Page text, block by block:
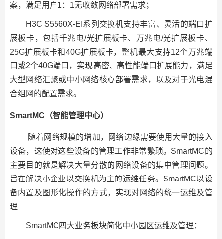
案，满足用户1：1无收敛网络部署需求；
H3C S5560X-EI系列交换机支持丰富、灵活的端口扩
展板卡，包括千兆电/光扩展板卡、万兆电/光扩展板卡、
25G扩展板卡和40G扩展板卡，整机最大支持12个万兆端
口或2个40G端口，实现高密、高性能端口扩展能力，满足
大型网络汇聚或中小网络核心部署需求，以及对于光电混
合组网的配置需求。
SmartMC（智能管理中心）
随着网络规模的增加，网络边缘需要使用大量的接入
设备，这使对这些设备的管理工作非常繁琐。SmartMC的
主要目的就是解决大量分散的网络设备的集中管理问题。
旨在解决小企业以交换机为主的运维任务。SmartMC以设
备内置及图形化操作的方式，实现对网络的统一运维及管
理
SmartMC四大业务板块简化中小园区运维及管理：